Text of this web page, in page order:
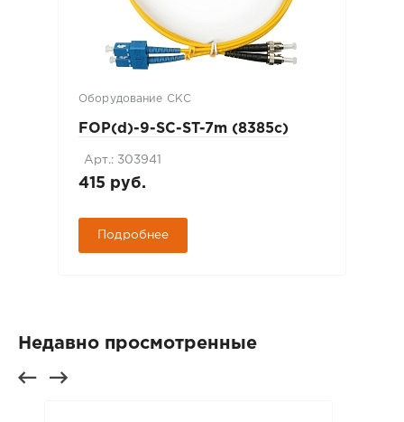
Оборудование СКС
FOP(d)-9-SC-ST-7m (8385c)
Арт.: 303941
415 руб.
Подробнее
Недавно просмотренные